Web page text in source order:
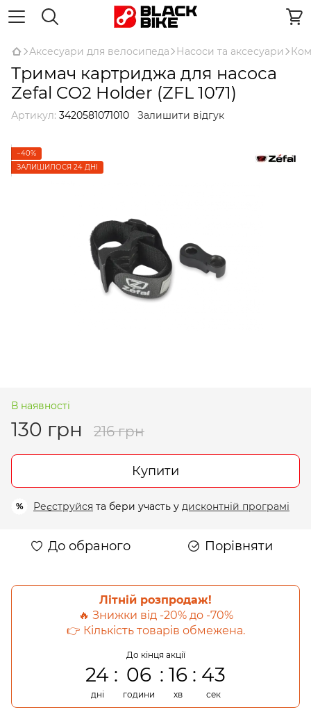
Аксесуари для велосипеда Насоси та аксесуари
Тримач картриджа для насоса
Zefal CO2 Holder (ZFL 1071)
Артикул: 3420581071010 Залишити відгук
−40%
ЗАЛИШИЛОСЯ 24 ДНІ
В наявності
130 грн 216 грн
Купити
% Реєструйся та бери участь у дисконтній програмі
До обраного Порівняти
Літній розпродаж!
🔥 Знижки від -20% до -70%
👉 Кількість товарів обмежена.
До кінця акції
24
дні
06
години
16
хв
43
сек